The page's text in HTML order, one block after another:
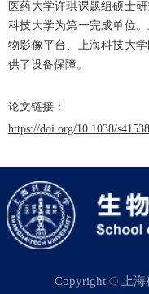
医药大学许琪课题组硕士
科技大学为第一完成单位
物影像平台、上海科技大
供了设备保障。
论文链接：
https://doi.org/10.1038/
Copyright © 上海